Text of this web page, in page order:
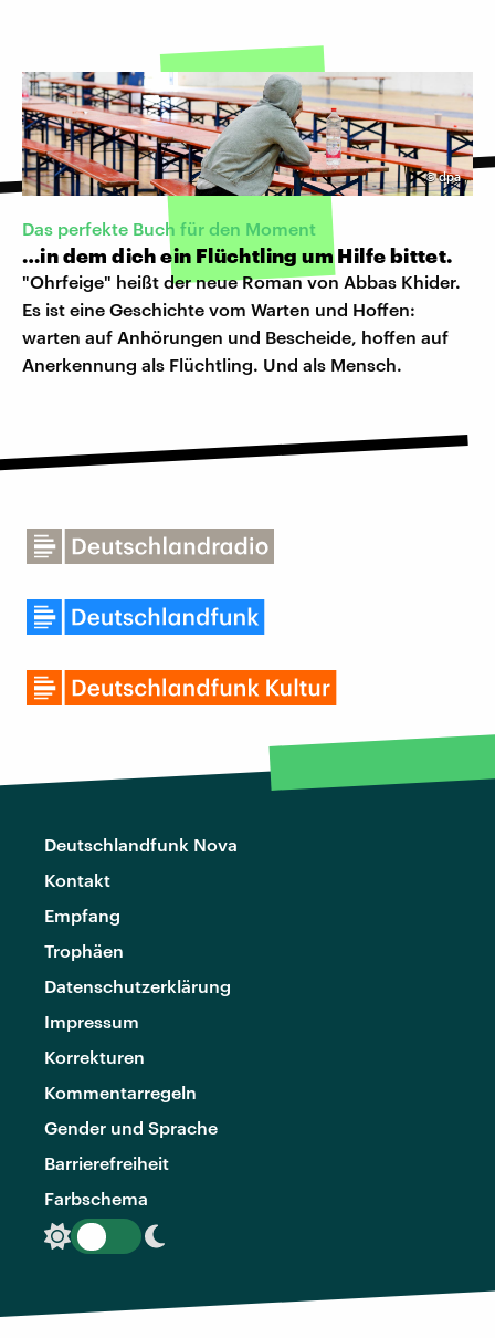
©dpa
Das perfekte Buch für den Moment
…in dem dich ein Flüchtling um Hilfe bittet.
"Ohrfeige" heißt der neue Roman von Abbas Khider.
Es ist eine Geschichte vom Warten und Hoffen:
warten auf Anhörungen und Bescheide, hoffen auf
Anerkennung als Flüchtling. Und als Mensch.
Deutschlandfunk Nova
Kontakt
Empfang
Trophäen
Datenschutzerklärung
Impressum
Korrekturen
Kommentarregeln
Gender und Sprache
Barrierefreiheit
Farbschema